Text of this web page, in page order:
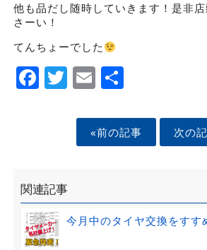
他も品だし随時していきます！是非
さーい！
てんちょーでした
Facebook
Twitter
EmailShare
«前の記事 次の
関連記事
今月中のタイヤ交換をすす